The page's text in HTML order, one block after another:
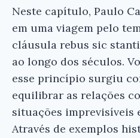
Neste capítulo, Paulo
em uma viagem pelo
cláusula rebus sic
ao longo dos séculos.
esse princípio surgiu
equilibrar as relações
situações imprevisíveis
Através de exemplos